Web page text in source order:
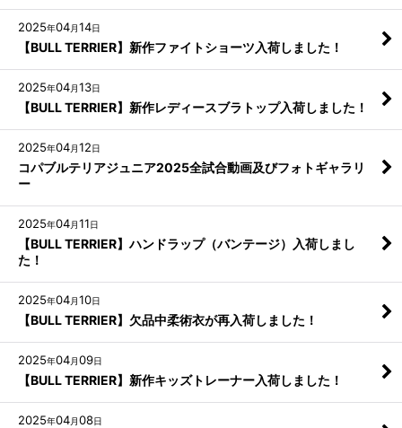
2025年04月14日
【BULL TERRIER】新作ファイトショーツ入荷しました！
2025年04月13日
【BULL TERRIER】新作レディースブラトップ入荷しました！
2025年04月12日
コパブルテリアジュニア2025全試合動画及びフォトギャラリ
ー
2025年04月11日
【BULL TERRIER】ハンドラップ（バンテージ）入荷しまし
た！
2025年04月10日
【BULL TERRIER】欠品中柔術衣が再入荷しました！
2025年04月09日
【BULL TERRIER】新作キッズトレーナー入荷しました！
2025年04月08日